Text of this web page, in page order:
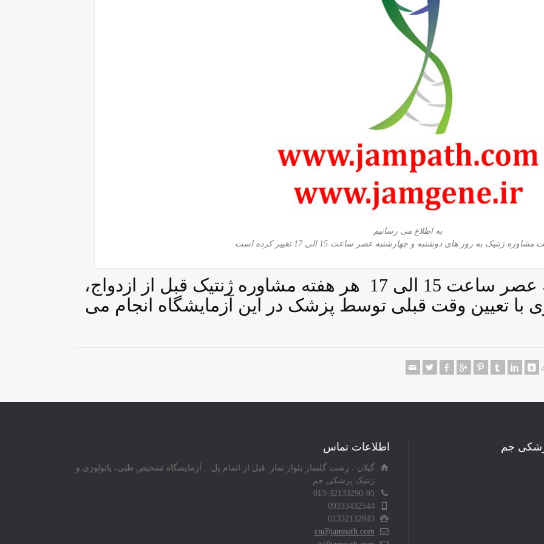
به اطلاع می رسانیم
ژنتیک به روز های دوشنبه و چهارشنبه عصر ساعت 15 الی 17 تغییر کرده است
روزهای دوشنبه و چهارشنبه عصر ساعت 15 الی 17 هر هفته مشاوره ژنتیک قبل از ازدواج،
با تعیین وقت قبلی توسط پزشک در این آزمایشگاه انجام می
جم اطلاعات تماس
گیلان ، رشت گلسار بلوار نماز قبل از اتمام پل , آزمایشگاه تشخیص طبی، پاتولوژی و
ژنتیک پزشکی جم
013-32133290-95
09333432544
01332132843
cn@jampath.com